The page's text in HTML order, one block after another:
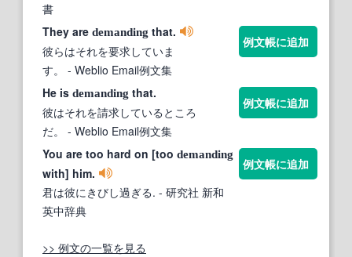
書
They are demanding that.
彼らはそれを要求していま
す。
- Weblio Email例文集
例文帳に追加
He is demanding that.
彼はそれを請求しているところ
だ。
- Weblio Email例文集
例文帳に追加
You are too hard on [too demanding
with] him.
君は彼にきびし過ぎる. - 研究社 新和
英中辞典
例文帳に追加
>> 例文の一覧を見る